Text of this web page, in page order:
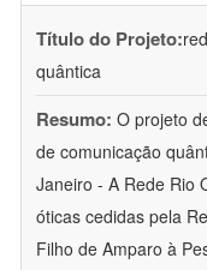
Título do Projeto:
quântica
Resumo: O projeto
de comunicação
Janeiro - A Rede Rio
óticas cedidas pela
Filho de Amparo à